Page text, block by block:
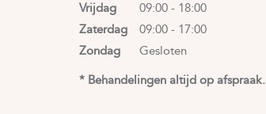
Vrijdag
Zaterdag
Zondag
09:00 - 18:00
09:00 - 17:00
Gesloten
* Behandelingen altijd op afspraak.